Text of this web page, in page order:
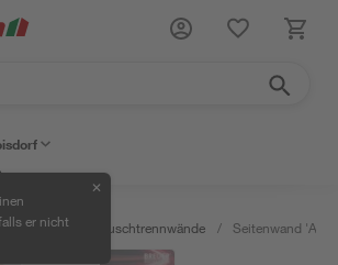
falls er nicht
✕
/ Duschen Duschtrennwände / Seitenwand